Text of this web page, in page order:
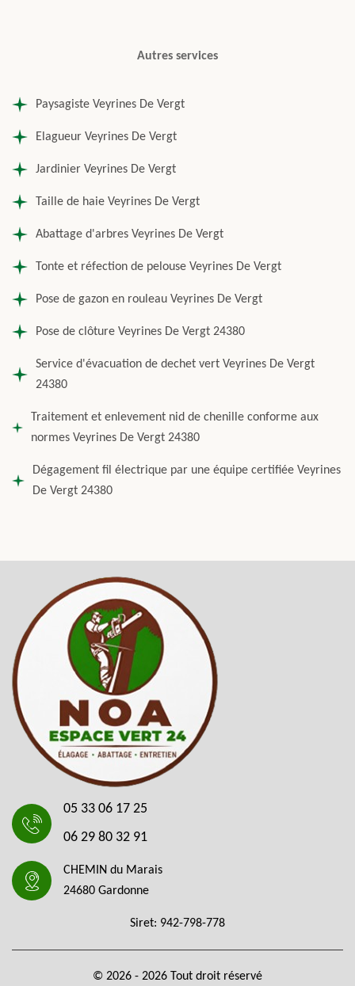
Autres services
Paysagiste Veyrines De Vergt
Elagueur Veyrines De Vergt
Jardinier Veyrines De Vergt
Taille de haie Veyrines De Vergt
Abattage d'arbres Veyrines De Vergt
Tonte et réfection de pelouse Veyrines De Vergt
Pose de gazon en rouleau Veyrines De Vergt
Pose de clôture Veyrines De Vergt 24380
Service d'évacuation de dechet vert Veyrines De Vergt
24380
Traitement et enlevement nid de chenille conforme aux
normes Veyrines De Vergt 24380
Dégagement fil électrique par une équipe certifiée Veyrines
De Vergt 24380
05 33 06 17 25
06 29 80 32 91
CHEMIN du Marais
24680 Gardonne
Siret: 942-798-778
© 2026 - 2026 Tout droit réservé